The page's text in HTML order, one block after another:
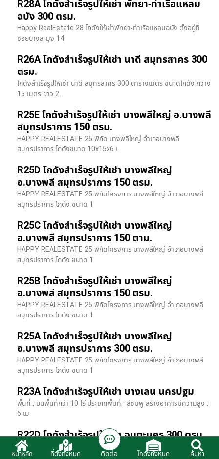
R28A โกดังสำเร็จรูปให้เช่า พัทยา-ท่าเรือแหลม
ฉบัง 300 ตรม.
Happy RealEstate 28 โกดังให้เช่าพัทยา-ท่าเรือแหลมฉบัง ตั้งอยู่ที่
ซอยบางละมุง 14
R26A โกดังสำเร็จรูปให้เช่า นาดี สมุทรสาคร 300
ตรม.
โกดังสำเร็จรูปให้เช่า นาดี สมุทรสาคร 300 ตารางเมตร ขนาดโกดัง กว้าง
15 เมตร ยาว 2
R25E โกดังสำเร็จรูปให้เช่า บางพลีใหญ่ อ.บางพลี
สมุทรปราการ 150 ตรม.
HAPPY REALESTATE 25 พิกัด บางพลีใหญ่ อำเภอบางพลี
สมุทรปราการ โกดังขนาด 10x15x6 เ
R25D โกดังสำเร็จรูปให้เช่า บางพลีใหญ่
อ.บางพลี สมุทรปราการ 150 ตรม.
HAPPY REALESTATE 25 พิกัดโครงการ บางพลีใหญ่ อำเภอบางพลี
สมุทรปราการ โกดัง ขนาด 1
R25C โกดังสำเร็จรูปให้เช่า บางพลีใหญ่
อ.บางพลี สมุทรปราการ 150 ตาม.
HAPPY REALESTATE 25 พิกัดโครงการ บางพลีใหญ่ อำเภอบางพลี
สมุทรปราการ โกดัง ขนาด 1
R25B โกดังสำเร็จรูปให้เช่า บางพลีใหญ่
อ.บางพลี สมุทรปราการ 150 ตรม.
HAPPY REALESTATE 25 พิกัดโครงการ บางพลีใหญ่ อำเภอบางพลี
สมุทรปราการ โกดัง ขนาด 1
R25A โกดังสำเร็จรูปให้เช่า บางพลีใหญ่
อ.บางพลี สมุทรปราการ 300 ตรม.
HAPPY REALESTATE 25 พิกัดโครงการ บางพลีใหญ่ อำเภอบางพลี
สมุทรปราการ โกดัง ขนาด 1
R23A โกดังสำเร็จรูปให้เช่า บางเลน นครปฐม
พื้นที่ : บนพื้นที่กว่า 10 ไร่ ประเภทพื้นที่ : สีชมพู สร้างอาคารมีความสูง :
6 เม
R22D โกดังสำเร็จรูปให้เช่า อมตะนคร 300 ตรม.
HR22 โกดังสำเร็จรูปให้เช่า พิกัด ติดนิคมอมตะนคร อ.พานทอง จ.ชลบุรี
รายละเอียดโรงง
หน้าหลัก ที่ตั้งทั้งหมด ติดต่อ โกดังทั้งหมด ค้นหา